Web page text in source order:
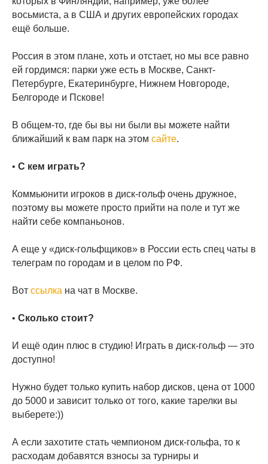
восьмиста, а в США и других европейских городах
ещё больше.
Россия в этом плане, хоть и отстает, но мы все равно
ей гордимся: парки уже есть в Москве, Санкт-
Петербурге, Екатеринбурге, Нижнем Новгороде,
Белгороде и Пскове!
В общем-то, где бы вы ни были вы можете найти
ближайший к вам парк на этом сайте.
• С кем играть?
Коммьюнити игроков в диск-гольф очень дружное,
поэтому вы можете просто прийти на поле и тут же
найти себе компаньонов.
А еще у «диск-гольфщиков» в России есть спец чаты в
телеграм по городам и в целом по РФ.
Вот ссылка на чат в Москве.
• Сколько стоит?
И ещё один плюс в студию! Играть в диск-гольф — это
доступно!
Нужно будет только купить набор дисков, цена от 1000
до 5000 и зависит только от того, какие тарелки вы
выберете:))
А если захотите стать чемпионом диск-гольфа, то к
расходам добавятся взносы за турниры и